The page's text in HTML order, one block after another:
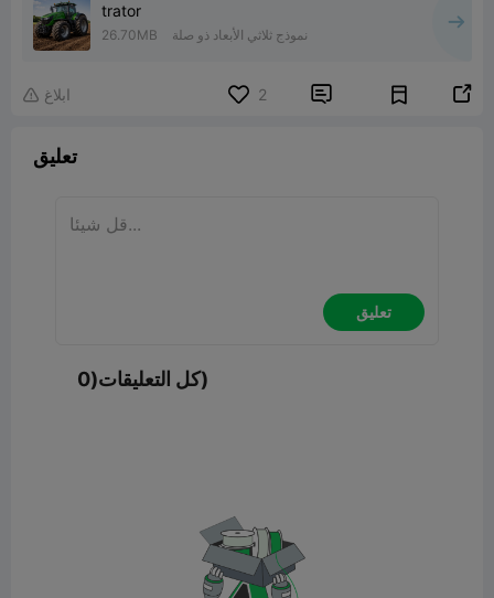
trator
26.70MB نموذج ثلاثي الأبعاد ذو صلة
 ابلاغ 2  
تعليق
تعليق
كل التعليقات(0)